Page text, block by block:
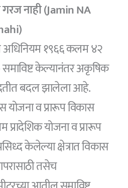
नाही (Jamin NA
अधिनियम १९६६ कलम ४२
केल्यानंतर अकृषिक
बदल झालेला आहे.
योजना व प्रारूप विकास
योजना व प्रारूप
केलेल्या क्षेत्रात विकास
तसेच